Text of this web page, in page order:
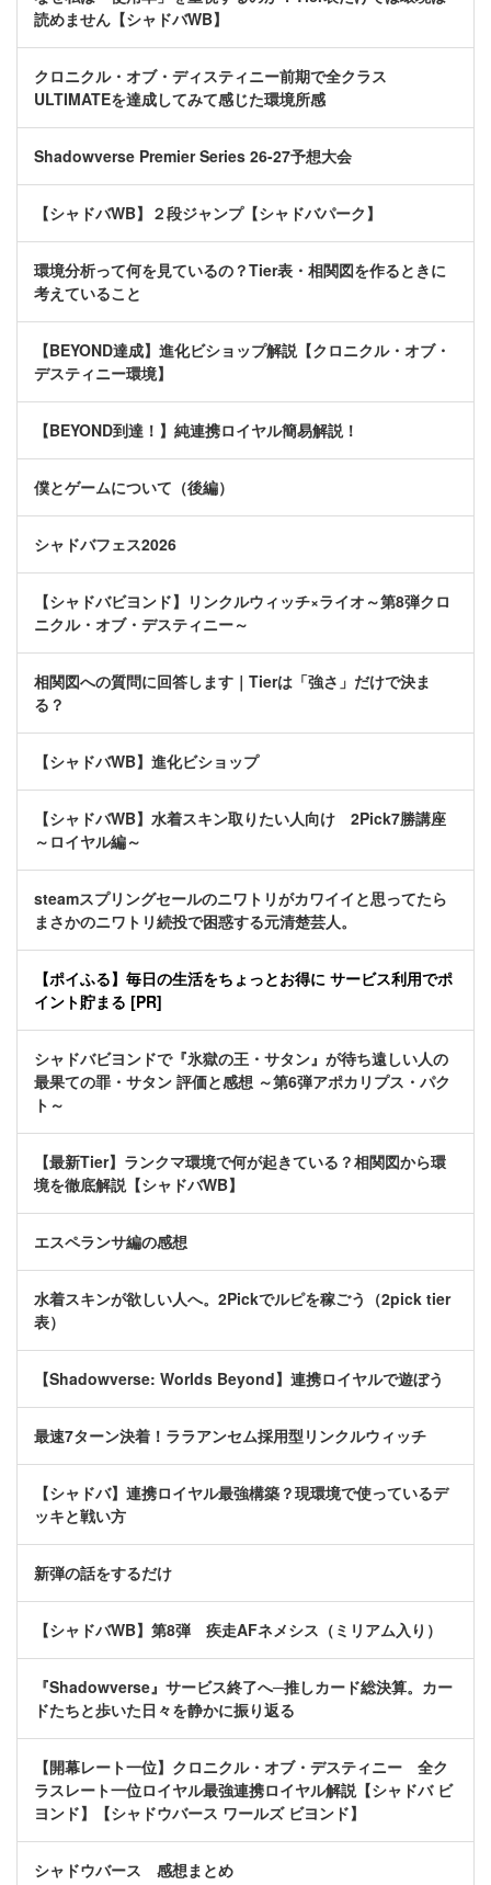
読めません【シャドバWB】
クロニクル・オブ・ディスティニー前期で全クラス
ULTIMATEを達成してみて感じた環境所感
Shadowverse Premier Series 26-27予想大会
【シャドバWB】２段ジャンプ【シャドバパーク】
環境分析って何を見ているの？Tier表・相関図を作るときに
考えていること
【BEYOND達成】進化ビショップ解説【クロニクル・オブ・
デスティニー環境】
【BEYOND到達！】純連携ロイヤル簡易解説！
僕とゲームについて（後編）
シャドバフェス2026
【シャドバビヨンド】リンクルウィッチ×ライオ～第8弾クロ
ニクル・オブ・デスティニー～
相関図への質問に回答します｜Tierは「強さ」だけで決ま
る？
【シャドバWB】進化ビショップ
【シャドバWB】水着スキン取りたい人向け 2Pick7勝講座
～ロイヤル編～
steamスプリングセールのニワトリがカワイイと思ってたら
まさかのニワトリ続投で困惑する元清楚芸人。
【ポイふる】毎日の生活をちょっとお得に サービス利用でポ
イント貯まる [PR]
シャドバビヨンドで『氷獄の王・サタン』が待ち遠しい人の
最果ての罪・サタン 評価と感想 ～第6弾アポカリプス・パク
ト～
【最新Tier】ランクマ環境で何が起きている？相関図から環
境を徹底解説【シャドバWB】
エスペランサ編の感想
水着スキンが欲しい人へ。2Pickでルピを稼ごう（2pick tier
表）
【Shadowverse: Worlds Beyond】連携ロイヤルで遊ぼう
最速7ターン決着！ララアンセム採用型リンクルウィッチ
【シャドバ】連携ロイヤル最強構築？現環境で使っているデ
ッキと戦い方
新弾の話をするだけ
【シャドバWB】第8弾 疾走AFネメシス（ミリアム入り）
『Shadowverse』サービス終了へ─推しカード総決算。カー
ドたちと歩いた日々を静かに振り返る
【開幕レート一位】クロニクル・オブ・デスティニー 全ク
ラスレート一位ロイヤル最強連携ロイヤル解説【シャドバ ビ
ヨンド】【シャドウバース ワールズ ビヨンド】
シャドウバース 感想まとめ